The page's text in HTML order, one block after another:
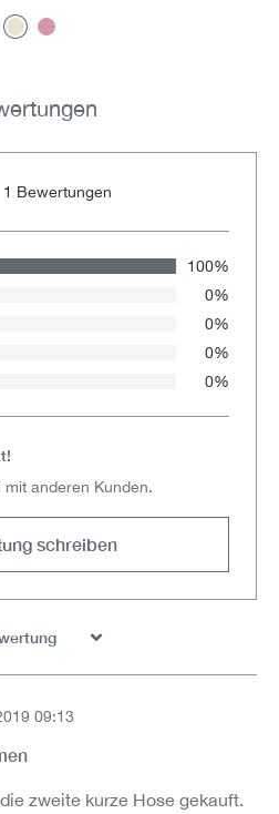
von 5 von 5 Sternen
1 Bewertungen
100%
0%
0%
0%
0%
mit anderen Kunden.
schreiben
09:13
zweite kurze Hose gekauft.